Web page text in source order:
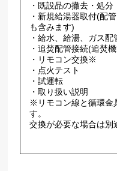
・既設品の撤去・処分
・新規給湯器取付(配
も含みます)
・給水、給湯、ガス配
・追焚配管接続(追焚
・リモコン交換※
・点火テスト
・試運転
・取り扱い説明
※リモコン線と循環金
す。
交換が必要な場合は別